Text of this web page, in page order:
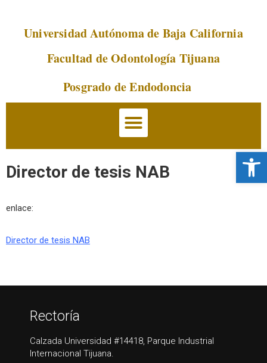
Abrir
SaltarUniversidad Autónoma de Baja California
Facultad de Odontología Tijuana
Posgrado de Endodoncia
Director de tesis NAB
enlace:
Director de tesis NAB
Rectoría
Calzada Universidad #14418, Parque Industrial
Internacional Tijuana.